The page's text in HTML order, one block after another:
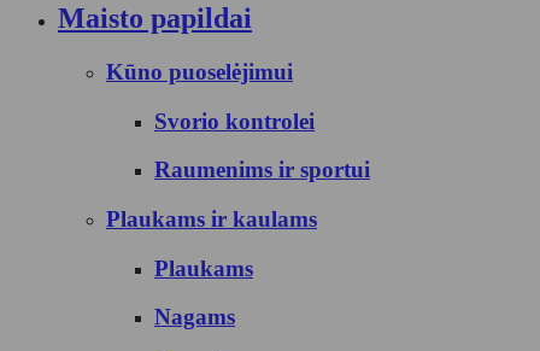
Maisto papildai
Kūno puoselėjimui
Svorio kontrolei
Raumenims ir sportui
Plaukams ir kaulams
Plaukams
Nagams